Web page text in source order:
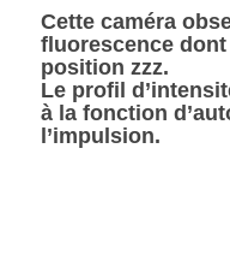
Cette caméra
fluorescencedont
position zzz.
Le profil
à la fonction
l’impulsion.